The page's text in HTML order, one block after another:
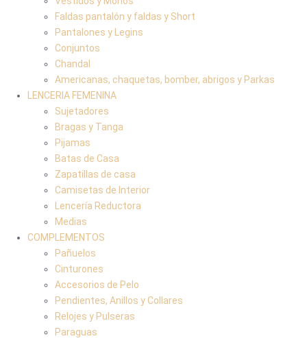
Faldas pantalón y faldas y Short
Pantalones y Legins
Conjuntos
Chandal
Americanas, chaquetas, bomber, abrigos y Parkas
LENCERIA FEMENINA
Sujetadores
Bragas y Tanga
Pijamas
Batas de Casa
Zapatillas de casa
Camisetas de Interior
Lencería Reductora
Medias
COMPLEMENTOS
Pañuelos
Cinturones
Accesorios de Pelo
Pendientes, Anillos y Collares
Relojes y Pulseras
Paraguas